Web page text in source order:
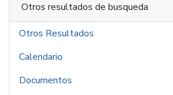
Otros resultados de busqueda
Otros Resultados
Calendario
Documentos